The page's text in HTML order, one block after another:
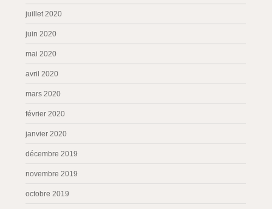
juillet 2020
juin 2020
mai 2020
avril 2020
mars 2020
février 2020
janvier 2020
décembre 2019
novembre 2019
octobre 2019